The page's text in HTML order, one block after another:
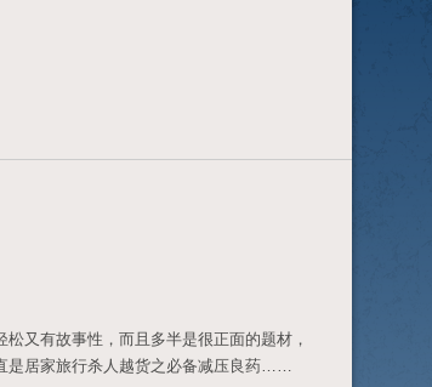
又有故事性，而且多半是很正面的题材，
是居家旅行杀人越货之必备减压良药……